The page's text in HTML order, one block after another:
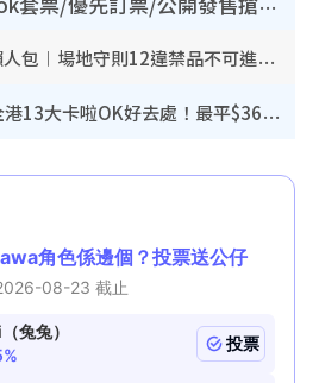
人夫集團｜Klook套票/優先訂票/公開發售搶飛攻略！附票價.購票連結.場地座位表
啟德體育園入場懶人包︱場地守則12違禁品不可進場准帶細水樽但全場禁樽蓋！應援牌有限制！
唱K推介2026︱全港13大卡啦OK好去處！最平$36起 日文K都有！(附地址+收費詳情)